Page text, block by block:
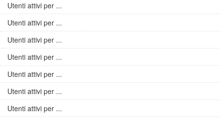
Utenti attivi per ...
Utenti attivi per ...
Utenti attivi per ...
Utenti attivi per ...
Utenti attivi per ...
Utenti attivi per ...
Utenti attivi per ...